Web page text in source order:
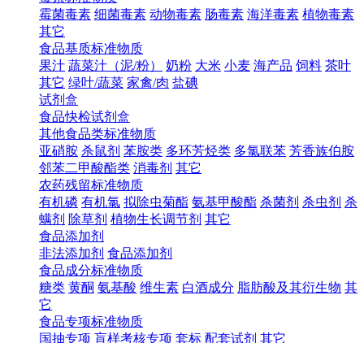
霉菌毒素 细菌毒素 动物毒素 肠毒素 海洋毒素 植物毒素
其它
食品基质标准物质
果汁 蔬菜汁（泥/粉） 奶粉 大米 小麦 海产品 饲料 茶叶
其它 绿叶/蔬菜 家禽/肉 盐碘
试剂盒
食品快检试剂盒
其他食品类标准物质
亚硝胺 杀鼠剂 苯胺类 多环芳烃类 多氯联苯 芳香族伯胺
邻苯二甲酸酯类 消毒剂 其它
农药残留标准物质
有机磷 有机氯 拟除虫菊酯 氨基甲酸酯 杀菌剂 杀虫剂 杀
螨剂 除草剂 植物生长调节剂 其它
食品添加剂
非法添加剂 食品添加剂
食品成分标准物质
糖类 黄酮 氨基酸 维生素 白酒成分 脂肪酸及其衍生物 其
它
食品专项标准物质
国抽专项 盲样考核专项 套标 配套试剂 其它